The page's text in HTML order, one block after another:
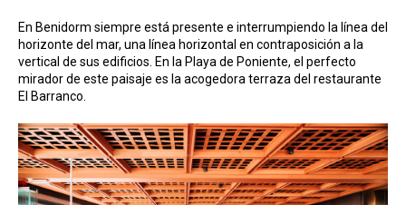
En Benidorm siempre está presente e interrumpiendo la línea del
horizonte del mar, una línea horizontal en contraposición a la
vertical de sus edificios. En la Playa de Poniente, el perfecto
mirador de este paisaje es la acogedora terraza del restaurante
El Barranco.